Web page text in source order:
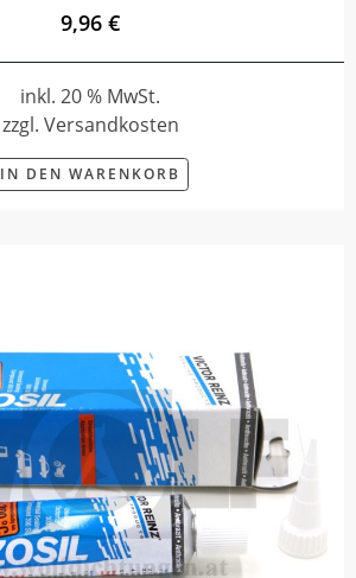
9,96 €
inkl. 20 % MwSt.
zzgl. Versandkosten
IN DEN WARENKORB